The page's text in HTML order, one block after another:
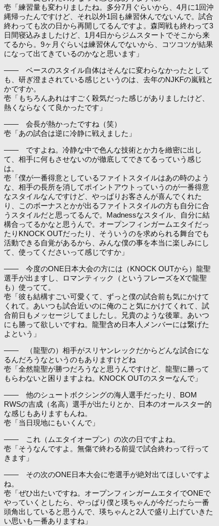
壱「練習量も変わりましたね。多分7月ぐらいから、4月に1回沖
縄帰ったんですけど、それ以外1回も練習休んでないんで。試合
終わっても次の日から再開してるんですよ。森岡戦も終わって3
日間寝込みましたけど、1月4日からジムスタートでそこから来
てるから。9ヶ月ぐらいは練習休んでないから、コツコツが結果
になって出てきているのかなと思います」
―― ベースのスタイル自体はそんなに変わらなかったとして
も、研ぎ澄まされている感じというのは、去年のNJKFの嵐戦と
かですか。
壱「もちろんあれはすごく殺気だった感じがありましたけど、
熱くならなくて良かったです」
―― 会長が熱かったですね（笑）
壱「あの試合は逆に冷静に戦えました」
―― ですよね。冷静な中で色んな技術とか力を緻密に出し
て、相手に何もさせないのが徹底してできてるっていう感じ
は。
壱「僕が一番得意としているファイトスタイルはあの時のよう
な、相手の長所を消してポイントアウトっていうのが一番得意
なスタイルなんですけど、やっぱりお客さんが喜んでくれた
り、このボーナスとかが出るファイトスタイルの方も自分に合
うスタイルだと思ってるんで。Madnessなスタイル、自分に結
構合ってるかなと思うんで。オープンフィンガームエタイだっ
たりKNOCK OUTだったり、そういうのを求められる舞台でも
活動できる自覚があるから、みんな僕の事を本当に楽しみにし
て、使ってくださいって感じですか」
―― 今度のONE日本大会の方には（KNOCK OUTから）龍聖
選手が出ますし、ロマンティック（というフレーズをXで龍聖
も）使ってて。
壱「彼も結構すごい可愛くて、ずっと僕の試合前も気にかけて
くれて。あいつも試合近いのに俺のこと気にかけてくれて、試
合前日もメッセージしてましたし。兄貴のような後輩。あいつ
にも勝って欲しいですね。龍聖含め日本人メンバーには繋げた
よという」
―― （龍聖の）相手がスリヤンレックだからどんな試合にな
るんだろうなというのもありますけどね
壱「全然龍聖が勝つだろうなと思うんですけど、龍聖に勝って
もらわないと困りますよね。KNOCK OUTのスターなんで」
―― 他のシュートボクシングの海人選手だったり、BOM
RWSの吉成（名高）選手が出たりとか、日本のオールスター的
な感じもありますもんね。
壱「当日現地にもいくんで」
―― これ（ムエタイオープン）の次の日ですよね。
壱「そうなんですよ。無傷で終わる前提で試合終わって行って
きます」
―― その次のONE日本大会に壱選手が絶対出てほしいですよ
ね。
壱「ぜひ出たいですね。オープンフィンガームエタイでONEで
やっていくとしたら、やっぱり僕と瑛ちゃんが今だったら一番
頭角出していると思うんで、瑛ちゃんと2人で盛り上げていきた
い思いも一番ありますね」